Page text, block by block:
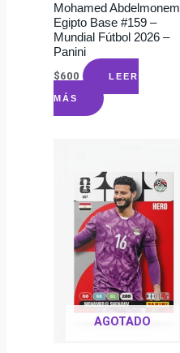
Mohamed Abdelmonem
Egipto Base #159 –
Mundial Fútbol 2026 –
Panini
$600 LEER
MÁS
AGOTADO